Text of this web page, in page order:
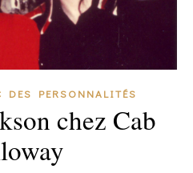
DES PERSONNALITÉS
chez Cab